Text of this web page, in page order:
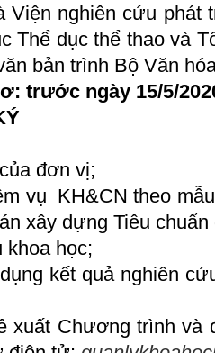
Viện nghiên cứu phát
Thể dục thể thao và
bản trình Bộ Văn
trước ngày 15/5/
đơn vị;
vụ KH&CN theo
xây dựng Tiêu
khoa học;
kết quả nghiên
xuất Chương trình và